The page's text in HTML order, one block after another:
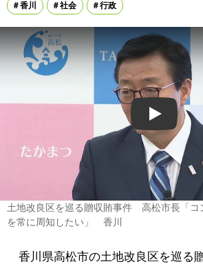
香川
社会 行政
Play
土地改良区を巡る贈収賄事件 高松市長「コ
を常に周知したい」 香川
香川県高松市の土地改良区を巡る